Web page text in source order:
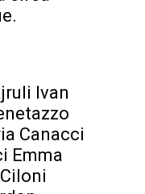
Ivan
Canacci
Emma